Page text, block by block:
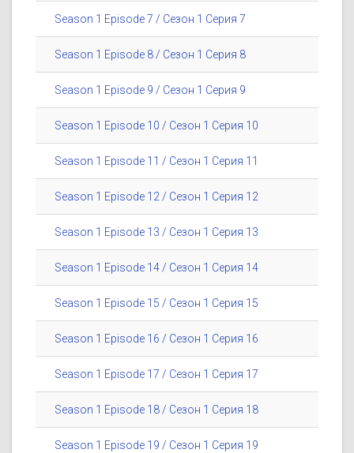
Season 1 Episode 7 / Сезон 1 Серия 7
Season 1 Episode 8 / Сезон 1 Серия 8
Season 1 Episode 9 / Сезон 1 Серия 9
Season 1 Episode 10 / Сезон 1 Серия 10
Season 1 Episode 11 / Сезон 1 Серия 11
Season 1 Episode 12 / Сезон 1 Серия 12
Season 1 Episode 13 / Сезон 1 Серия 13
Season 1 Episode 14 / Сезон 1 Серия 14
Season 1 Episode 15 / Сезон 1 Серия 15
Season 1 Episode 16 / Сезон 1 Серия 16
Season 1 Episode 17 / Сезон 1 Серия 17
Season 1 Episode 18 / Сезон 1 Серия 18
Season 1 Episode 19 / Сезон 1 Серия 19